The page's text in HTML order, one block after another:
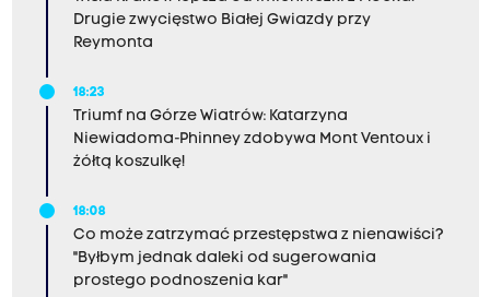
Drugie zwycięstwo Białej Gwiazdy przy
Reymonta
18:23
Triumf na Górze Wiatrów: Katarzyna
Niewiadoma-Phinney zdobywa Mont Ventoux i
żółtą koszulkę!
18:08
Co może zatrzymać przestępstwa z nienawiści?
"Byłbym jednak daleki od sugerowania
prostego podnoszenia kar"